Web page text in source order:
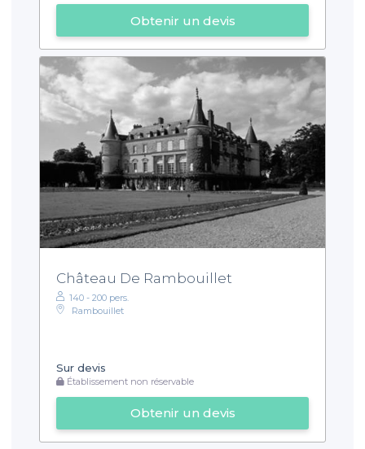
Obtenir un devis
Château De Rambouillet
140 - 200 pers.
Rambouillet
Sur devis
Établissement non réservable
Obtenir un devis